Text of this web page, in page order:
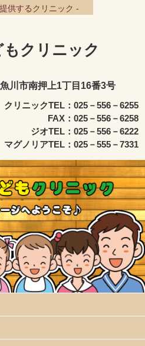
供するクリニック -
クリニック
川市南押上1丁目16番3号
クリニックTEL：025－556－6255
FAX：025－556－6258
ジオTEL：025－556－6222
マグノリアTEL：025－555－7331